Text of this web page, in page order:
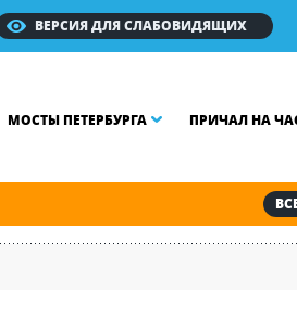
ВЕРСИЯ ДЛЯ СЛАБОВИДЯЩИХ
МОСТЫ ПЕТЕРБУРГА ПРИЧАЛ НА